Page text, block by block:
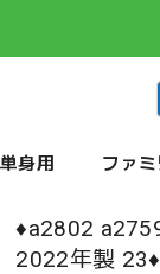
単身用 ファミ
♦️a2802
2022年製 23♦️